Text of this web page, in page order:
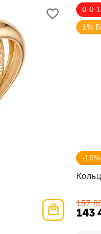
0-0-
1% Б
-10%
157
143